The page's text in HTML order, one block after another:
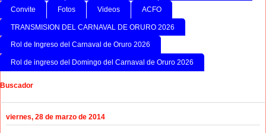
Convite Fotos Videos ACFO
TRANSMISION DEL CARNAVAL DE ORURO 2026
Rol de Ingreso del Carnaval de Oruro 2026
Rol de ingreso del Domingo del Carnaval de Oruro 2026
Buscador
viernes, 28 de marzo de 2014